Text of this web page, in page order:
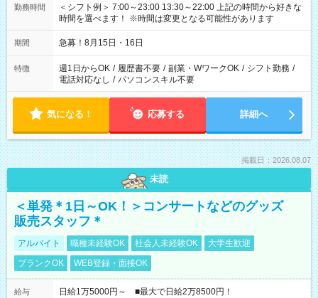
勤務時間
＜シフト例＞ 7:00～23:00 13:30～22:00 上記の時間から好きな
時間を選べます！ ※時間は変更となる可能性があります
期間 急募！8月15日・16日
特徴 週1日からOK / 履歴書不要 / 副業・WワークOK / シフト勤務 /
電話対応なし / パソコンスキル不要
気になる！ 応募する 詳細へ
掲載日：2026.08.07
未読
＜単発＊1日～OK！＞コンサートなどのグッズ
販売スタッフ＊
アルバイト 職種未経験OK 社会人未経験OK
大学生歓迎
ブランクOK
WEB登録・面接OK
給与
日給1万5000円～ ■最大で日給2万8500円！